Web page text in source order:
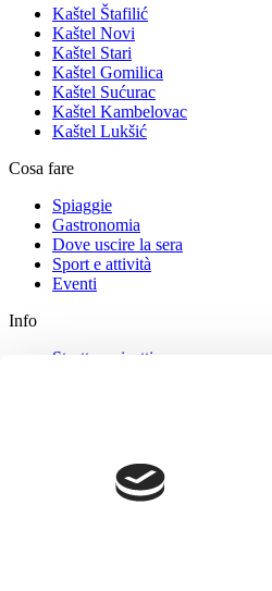
Kaštel Štafilić
Kaštel Novi
Kaštel Stari
Kaštel Gomilica
Kaštel Sućurac
Kaštel Kambelovac
Kaštel Lukšić
Cosa fare
Spiaggie
Gastronomia
Dove uscire la sera
Sport e attività
Eventi
Info
Struttura ricettiva